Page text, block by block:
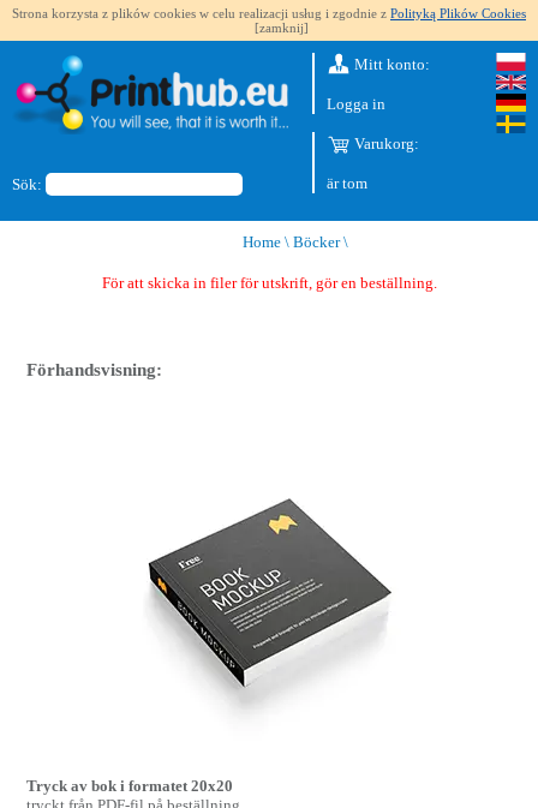
Strona korzysta z plików cookies w celu realizacji usług i zgodnie z Polityką Plików Cookies
[zamknij]
Sök:
Mitt konto:
Logga in
Varukorg:
är tom
Home \ Böcker\
För att skicka in filer för utskrift, gör en beställning.
Förhandsvisning:
Tryck av bok i formatet 20x20